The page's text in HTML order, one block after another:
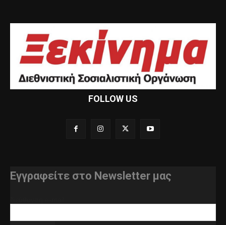
FOLLOW US
Εγγραφείτε στο Newsletter μας